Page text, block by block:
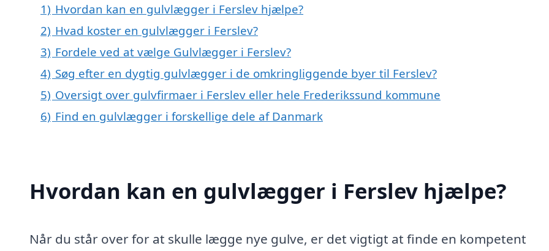
1) Hvordan kan en gulvlægger i Ferslev hjælpe?
2) Hvad koster en gulvlægger i Ferslev?
3) Fordele ved at vælge Gulvlægger i Ferslev?
4) Søg efter en dygtig gulvlægger i de omkringliggende byer til Ferslev?
5) Oversigt over gulvfirmaer i Ferslev eller hele Frederikssund kommune
6) Find en gulvlægger i forskellige dele af Danmark
Hvordan kan en gulvlægger i Ferslev hjælpe?
Når du står over for at skulle lægge nye gulve, er det vigtigt at finde en kompetent